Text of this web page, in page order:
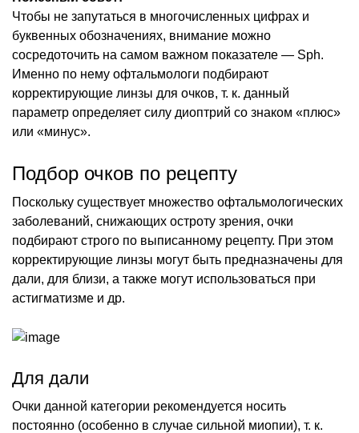
Чтобы не запутаться в многочисленных цифрах и
буквенных обозначениях, внимание можно
сосредоточить на самом важном показателе — Sph.
Именно по нему офтальмологи подбирают
корректирующие линзы для очков, т. к. данный
параметр определяет силу диоптрий со знаком «плюс»
или «минус».
Подбор очков по рецепту
Поскольку существует множество офтальмологических
заболеваний, снижающих остроту зрения, очки
подбирают строго по выписанному рецепту. При этом
корректирующие линзы могут быть предназначены для
дали, для близи, а также могут использоваться при
астигматизме и др.
Для дали
Очки данной категории рекомендуется носить
постоянно (особенно в случае сильной миопии), т. к.